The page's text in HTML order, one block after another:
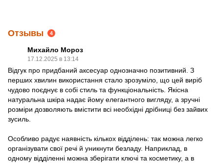
Отзывы 4
Михайло Мороз
17.12.2025 в 13:14
Відгук про придбаний аксесуар однозначно позитивний. З
перших хвилин використання стало зрозуміло, що цей виріб
чудово поєднує в собі стиль та функціональність. Якісна
натуральна шкіра надає йому елегантного вигляду, а зручні
розміри дозволяють вмістити всі необхідні дрібниці без зайвих
зусиль.
Особливо радує наявність кількох відділень: так можна легко
організувати свої речі й уникнути безладу. Наприклад, в
одному відділенні можна зберігати ключі та косметику, а в